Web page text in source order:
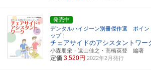
発売中
デンタルハイジーン別冊傑作選 ポイン
ップ！
チェアサイドのアシスタントワー
小森朋栄・遠山佳之・高橋英登 編著
定価 3,520円 2022年2月発行